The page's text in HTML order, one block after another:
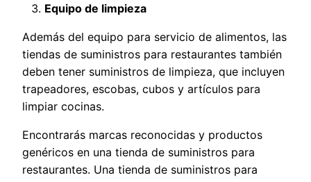
Equipo de limpieza
Además del equipo para servicio de alimentos, las
tiendas de suministros para restaurantes también
deben tener suministros de limpieza, que incluyen
trapeadores, escobas, cubos y artículos para
limpiar cocinas.
Encontrarás marcas reconocidas y productos
genéricos en una tienda de suministros para
restaurantes. Una tienda de suministros para